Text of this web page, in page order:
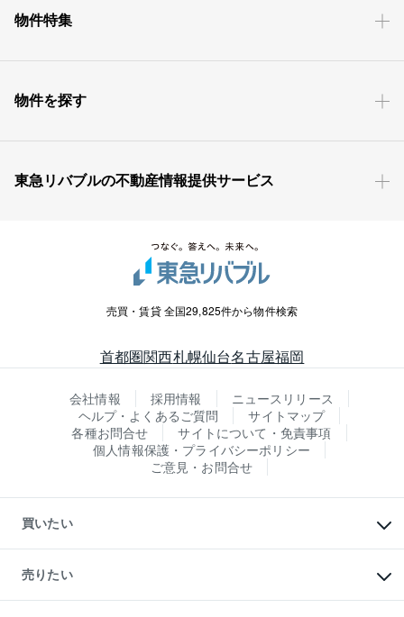
物件特集
物件を探す
東急リバブルの不動産情報提供サービス
売買・賃貸 全国29,825件から物件検索
首都圏関西札幌仙台名古屋福岡
会社情報 採用情報
ニュースリリース
ヘルプ・よくあるご質問
サイトマップ
各種お問合せ
サイトについて・免責事項
個人情報保護・プライバシーポリシー
ご意見・お問合せ
買いたい
新築・分譲マンションの購入
中古マンションの購入
一戸建ての購入
売りたい